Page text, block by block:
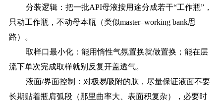
分装逻辑：把一批API母液按用途分成若干“工作瓶”，
只动工作瓶，不动母本瓶（类似master–working bank思
路）。
取样口最小化：能用惰性气氛置换就做置换；能在层
流下单次完成取样就别反复开盖透气。
液面/界面控制：对极易吸附的肽，尽量保证液面不要
长期贴着瓶肩弧段（那里曲率大、表面积复杂），必要时